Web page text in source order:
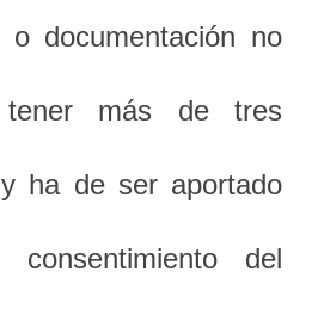
o documentación no
tener más de tres
ha de ser aportado
del